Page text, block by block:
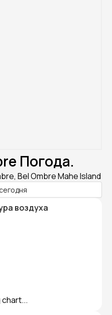
Погода.
Bel Ombre Mahe Island
воздуха
chart...